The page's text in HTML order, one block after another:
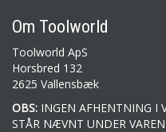
Om Toolworld
Toolworld ApS
Horsbred 132
2625 Vallensbæk
OBS: INGEN AFHENTNING I
STÅR NÆVNT UNDER VAREN